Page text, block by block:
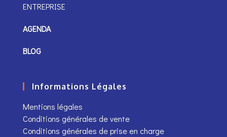
ENTREPRISE
AGENDA
BLOG
Informations Légales
Mentions légales
Conditions générales de vente
Conditions générales de prise en charge